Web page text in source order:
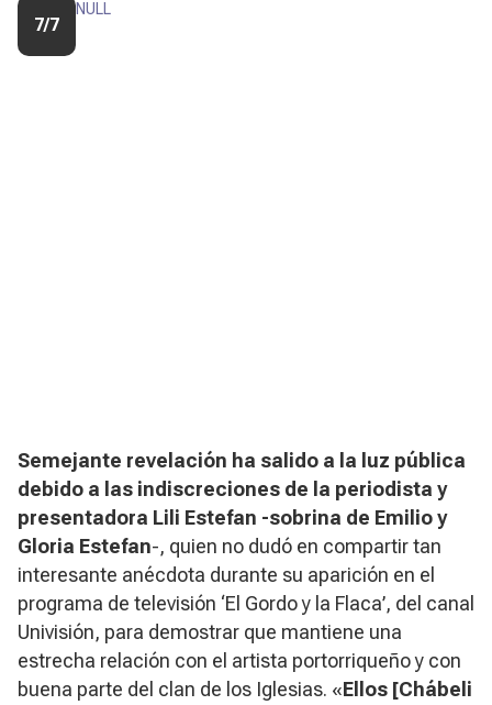
7/7
NULL
Semejante revelación ha salido a la luz pública
debido a las indiscreciones de la periodista y
presentadora Lili Estefan -sobrina de Emilio y
Gloria Estefan-, quien no dudó en compartir tan
interesante anécdota durante su aparición en el
programa de televisión ‘El Gordo y la Flaca’, del canal
Univisión, para demostrar que mantiene una
estrecha relación con el artista portorriqueño y con
buena parte del clan de los Iglesias. «Ellos [Chábeli